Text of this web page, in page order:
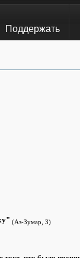
Поддержать
(Аз-Зумар, 3)